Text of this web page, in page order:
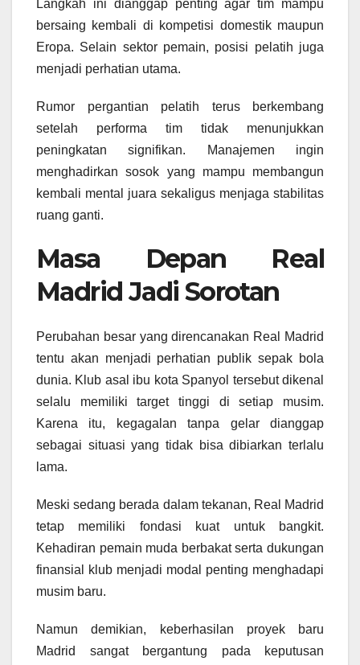
Langkah ini dianggap penting agar tim mampu
bersaing kembali di kompetisi domestik maupun
Eropa. Selain sektor pemain, posisi pelatih juga
menjadi perhatian utama.
Rumor pergantian pelatih terus berkembang
setelah performa tim tidak menunjukkan
peningkatan signifikan. Manajemen ingin
menghadirkan sosok yang mampu membangun
kembali mental juara sekaligus menjaga stabilitas
ruang ganti.
Masa Depan Real
Madrid Jadi Sorotan
Perubahan besar yang direncanakan Real Madrid
tentu akan menjadi perhatian publik sepak bola
dunia. Klub asal ibu kota Spanyol tersebut dikenal
selalu memiliki target tinggi di setiap musim.
Karena itu, kegagalan tanpa gelar dianggap
sebagai situasi yang tidak bisa dibiarkan terlalu
lama.
Meski sedang berada dalam tekanan, Real Madrid
tetap memiliki fondasi kuat untuk bangkit.
Kehadiran pemain muda berbakat serta dukungan
finansial klub menjadi modal penting menghadapi
musim baru.
Namun demikian, keberhasilan proyek baru
Madrid sangat bergantung pada keputusan